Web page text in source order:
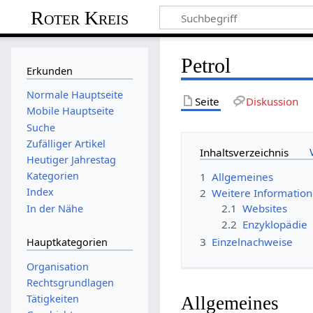
Roter Kreis
Petrol
Seite Diskussion
Inhaltsverzeichnis
1 Allgemeines
2 Weitere
2.1 Websites
2.2 Enzyklopädie
3 Einzelnachweise
Allgemeines
Erkunden
Normale Hauptseite
Mobile Hauptseite
Suche
Zufälliger Artikel
Heutiger Jahrestag
Kategorien
Index
In der Nähe
Hauptkategorien
Organisation
Rechtsgrundlagen
Tätigkeiten